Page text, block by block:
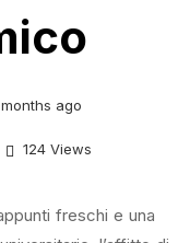
ago
124 Views
freschi e una